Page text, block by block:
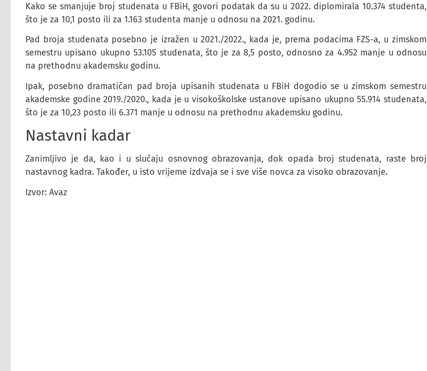
Kako se smanjuje broj studenata u FBiH, govori podatak da su u 2022. diplomirala 10.374 studenta,
što je za 10,1 posto ili za 1.163 studenta manje u odnosu na 2021. godinu.
Pad broja studenata posebno je izražen u 2021./2022., kada je, prema podacima FZS-a, u zimskom
semestru upisano ukupno 53.105 studenata, što je za 8,5 posto, odnosno za 4.952 manje u odnosu
na prethodnu akademsku godinu.
Ipak, posebno dramatičan pad broja upisanih studenata u FBiH dogodio se u zimskom semestru
akademske godine 2019./2020., kada je u visokoškolske ustanove upisano ukupno 55.914 studenata,
što je za 10,23 posto ili 6.371 manje u odnosu na prethodnu akademsku godinu.
Nastavni kadar
Zanimljivo je da, kao i u slučaju osnovnog obrazovanja, dok opada broj studenata, raste broj
nastavnog kadra. Također, u isto vrijeme izdvaja se i sve više novca za visoko obrazovanje.
Izvor: Avaz